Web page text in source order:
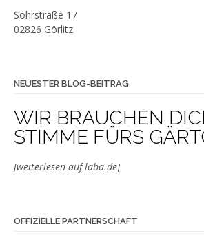
Sohrstraße 17
02826 Görlitz
NEUESTER BLOG-BEITRAG
WIR BRAUCHEN
STIMME FÜRS
[weiterlesen auf laba.de]
OFFIZIELLE PARTNERSCHAFT